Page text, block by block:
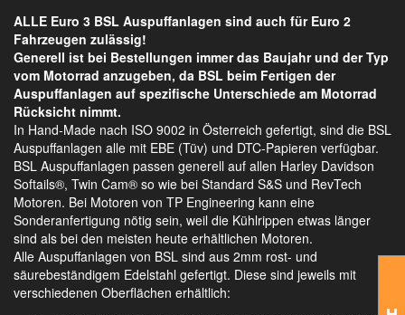
ALLE Euro 3 BSL Auspuffanlagen sind auch für Euro 2
Fahrzeugen zulässig!
Generell ist bei Bestellungen immer das Baujahr und der Typ
vom Motorrad anzugeben, da BSL beim Fertigen der
Auspuffanlagen auf spezifische Unterschiede am Motorrad
Rücksicht nimmt.
In Hand-Made nach ISO 9002 in Österreich gefertigt, sind die BSL
Auspuffanlagen alle mit EBE (Tüv) und DTC-Papieren verfügbar.
BSL Auspuffanlagen passen generell auf allen Harley Davidson
Softails®, Twin Cam® so wie bei Standard S&S und RevTech
Motoren. Bei Motoren von TP Engineering kann eine
Sonderanfertigung nötig sein, weil die Kühlrippen etwas länger
sind als bei den meisten heute erhältlichen Motoren.
Alle Auspuffanlagen von BSL sind aus 2mm rost- und
säurebeständigem Edelstahl gefertigt. Diese sind jeweils mit
verschiedenen Oberflächen erhältlich: